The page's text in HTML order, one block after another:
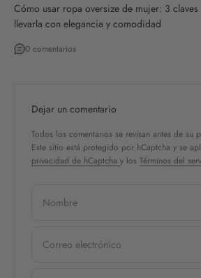
Cómo usar ropa oversize de mujer: 3 claves
llevarla con elegancia y comodidad
0 comentarios
Dejar un comentario
Todos los comentarios se revisan antes de su
Este sitio está protegido por hCaptcha y se
privacidad de hCaptcha y los Términos del
Nombre
Correo electrónico